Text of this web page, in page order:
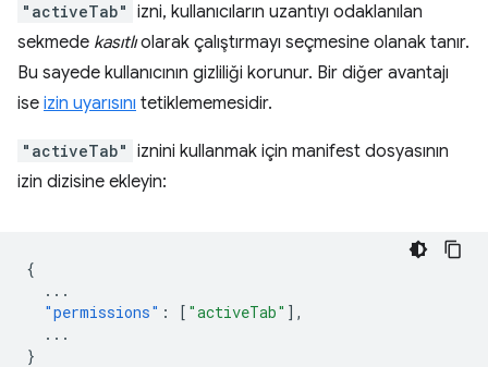
"activeTab" izni, kullanıcıların uzantıyı odaklanılan
sekmede kasıtlıolarak çalıştırmayı seçmesine olanak tanır.
Bu sayede kullanıcının gizliliği korunur. Bir diğer avantajı
ise izin uyarısını tetiklememesidir.
"activeTab" iznini kullanmak için manifest dosyasının
izin dizisine ekleyin:
{
...
"permissions" : [ "activeTab" ],
...
}